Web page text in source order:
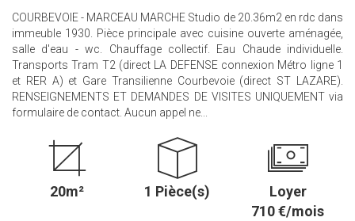
COURBEVOIE - MARCEAU MARCHE Studio de 20.36m2 en rdc dans
immeuble 1930. Pièce principale avec cuisine ouverte aménagée,
salle d'eau - wc. Chauffage collectif. Eau Chaude individuelle.
Transports Tram T2 (direct LA DEFENSE connexion Métro ligne 1
et RER A) et Gare Transilienne Courbevoie (direct ST LAZARE).
RENSEIGNEMENTS ET DEMANDES DE VISITES UNIQUEMENT via
formulaire de contact. Aucun appel ne...
20m² 1 Pièce(s)
Loyer
710 €/mois